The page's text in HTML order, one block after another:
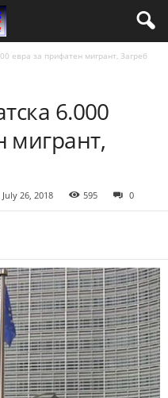
евра за прифатен мигрант, Загреб
6.000
мигрант,
July 26, 2018 595 0